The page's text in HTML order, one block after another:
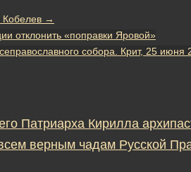
Кобелев →
отклонить «поправки Яровой»
собора. Крит, 25 июня
Патриарха Кирилла
верным чадам Русской